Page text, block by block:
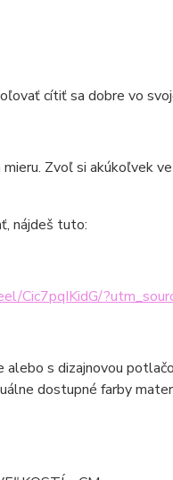
cítiť sa dobre vo
Zvoľ si akúkoľvek
nájdeš tuto:
Cic7pqIKidG/
alebo s dizajnovou
dostupné farby